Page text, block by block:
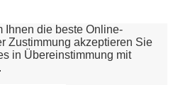
Ihnen die beste Online-
Zustimmung akzeptieren Sie
in Übereinstimmung mit